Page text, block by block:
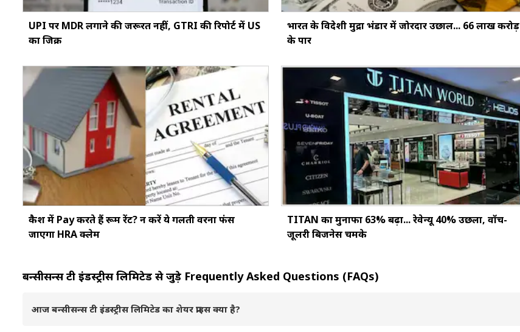
UPI पर MDR लगाने की जरूरत नहीं, GTRI की रिपोर्ट में US
का जिक्र
भारत के विदेशी मुद्रा भंडार में जोरदार उछाल... ₹66 लाख करोड़
के पार
कैश में Pay करते हैं रूम रेंट? न करें ये गलती वरना फंस
जाएगा HRA क्लेम
TITAN का मुनाफा 63% बढ़ा... रेवेन्यू 40% उछला, वॉच-
जूलरी बिजनेस चमके
बन्सीसन्स टी इंडस्ट्रीस लिमिटेड से जुड़े Frequently Asked Questions (FAQs)
आज बन्सीसन्स टी इंडस्ट्रीस लिमिटेड का शेयर प्राइस क्या है?